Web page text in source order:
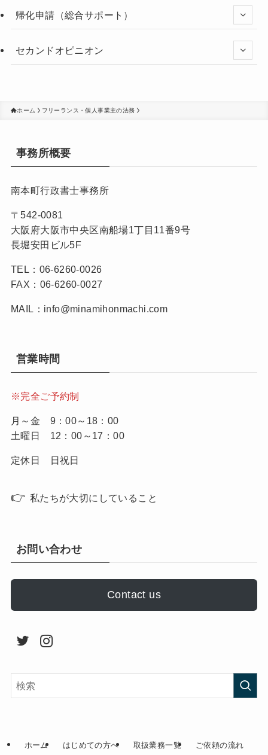
帰化申請（総合サポート）
セカンドオピニオン
ホーム フリーランス・個人事業主の法務
事務所概要
南本町行政書士事務所
〒542-0081
大阪府大阪市中央区南船場1丁目11番9号
長堀安田ビル5F
TEL：06-6260-0026
FAX：06-6260-0027
MAIL：info@minamihonmachi.com
営業時間
※完全ご予約制
月～金 9：00～18：00
土曜日 12：00～17：00
定休日 日祝日
👉 私たちが大切にしていること
お問い合わせ
Contact us
ホーム はじめての方へ 取扱業務一覧 ご依頼の流れ